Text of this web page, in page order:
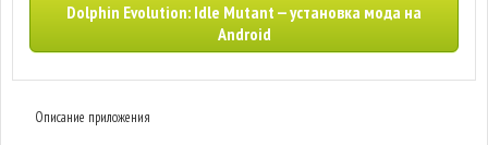
Dolphin Evolution: Idle Mutant — установка мода на
Android
Описание приложения